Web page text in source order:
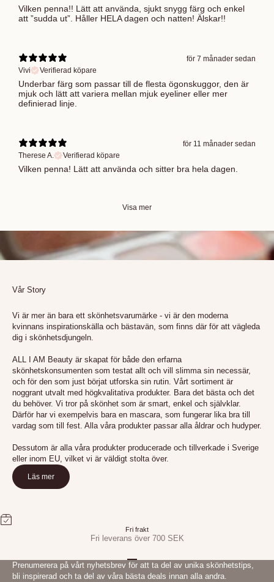
Vilken penna!! Lätt att använda, sjukt snygg färg och enkel
att ”sudda ut”. Håller HELA dagen och natten! Älskar!!
för 7 månader sedan
Vivi
Verifierad köpare
Underbar färg som passar till de flesta ögonskuggor, den är
mjuk och lätt att variera mellan mjuk eyeliner eller mer
definierad linje.
för 11 månader sedan
Therese A.
Verifierad köpare
Vilken penna! Lätt att använda och sitter bra hela dagen.
Visa mer
Vår Story
Vi är mer än bara ett skönhetsvarumärke - vi är den moderna
kvinnans inspirationskälla och bästavän, som finns där för att vägleda
dig i skönhetsdjungeln.
ALL I AM Beauty är skapat för både den erfarna
skönhetskonsumenten som testat allt och vill slimma sin necessär,
och för den som just börjat utforska sin rutin. Vårt sortiment är
noggrant utvalt med högkvalitativa produkter. Bara det bästa och det
du behöver. Vi tror på skönhet som är smart, enkel och självklar.
Därför har vi exempelvis bara en mascara, som fungerar lika bra till
vardag som till fest. Alla våra produkter passar alla åldrar och hudyper.
Dessutom är alla våra produkter producerade och tillverkade i Sverige
eller inom EU, vilket vi är väldigt stolta över.
Läs mer
Fri frakt
Fri leverans över 700 SEK
Gå till 1
Gå till 2
Gå till 3
Prenumerera på vårt nyhetsbrev för att ta del av unika skönhetstips,
bli inspirerad och ta del av våra bästa deals innan alla andra.